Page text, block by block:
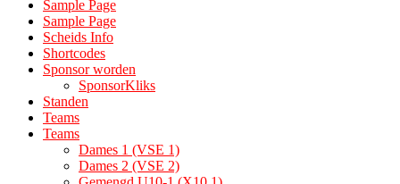
Sample Page
Sample Page
Scheids Info
Shortcodes
Sponsor worden
SponsorKliks
Standen
Teams
Teams
Dames 1 (VSE 1)
Dames 2 (VSE 2)